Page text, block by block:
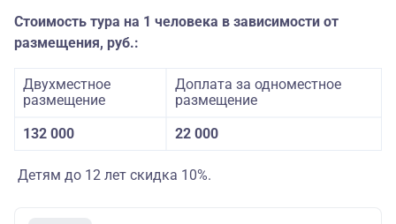
Стоимость тура на 1 человека в зависимости от
размещения, руб.:
Двухместное
размещение
Доплата за одноместное
размещение
132 000
22 000
Детям до 12 лет скидка 10%.